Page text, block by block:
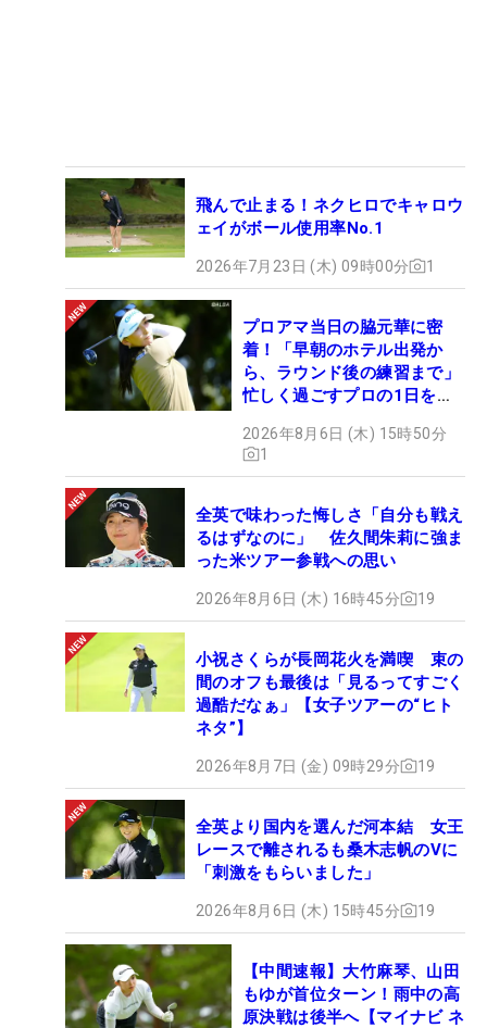
飛んで止まる！ネクヒロでキャロウ
ェイがボール使用率No.1
2026年7月23日 (木) 09時00分 1
プロアマ当日の脇元華に密
着！「早朝のホテル出発か
ら、ラウンド後の練習まで」
忙しく過ごすプロの1日を公
2026年8月6日 (木) 15時50分
1
全英で味わった悔しさ「自分も戦え
るはずなのに」 佐久間朱莉に強ま
った米ツアー参戦への思い
2026年8月6日 (木) 16時45分 19
小祝さくらが長岡花火を満喫 束の
間のオフも最後は「見るってすごく
過酷だなぁ」【女子ツアーの“ヒト
ネタ”】
2026年8月7日 (金) 09時29分 19
全英より国内を選んだ河本結 女王
レースで離されるも桑木志帆のVに
「刺激をもらいました」
2026年8月6日 (木) 15時45分 19
【中間速報】大竹麻琴、山田
もゆが首位ターン！雨中の高
原決戦は後半へ【マイナビ ネ